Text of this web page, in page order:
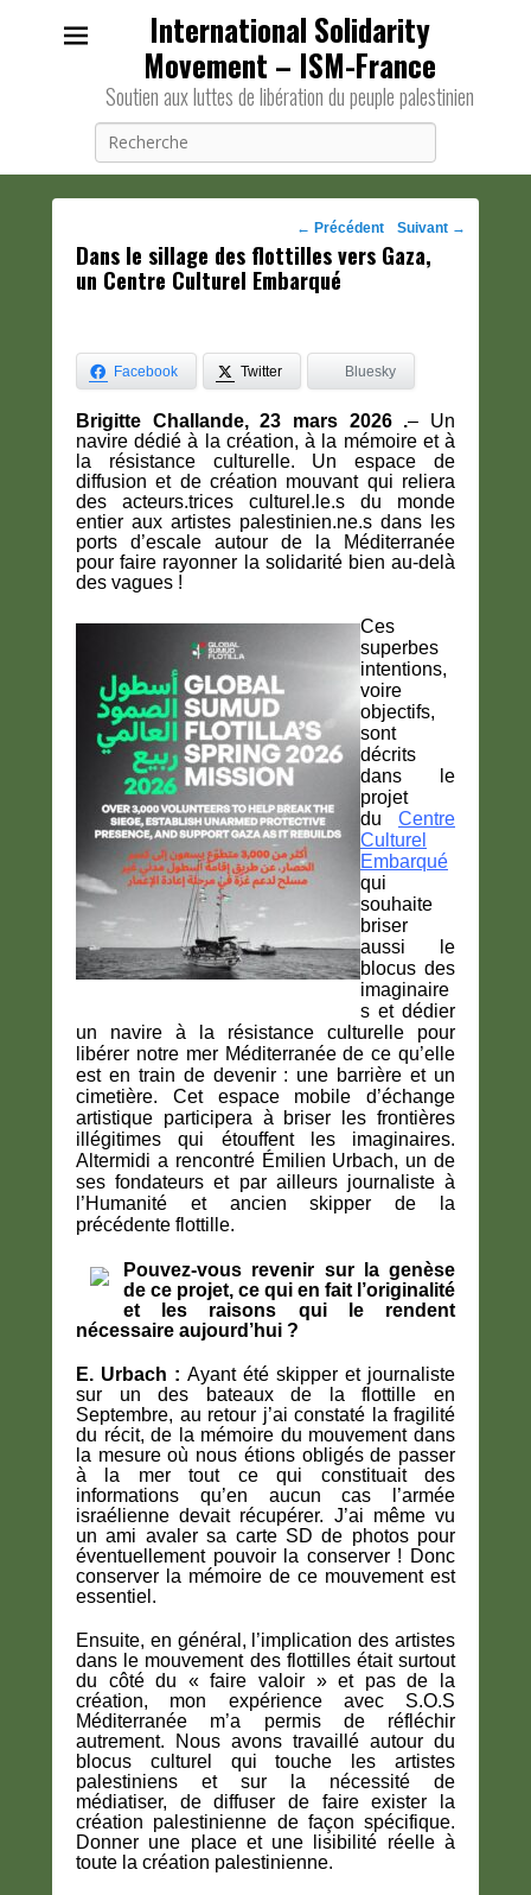
International Solidarity
Movement – ISM-France
Soutien aux luttes de libération du peuple palestinien
Navigation
des
posts
← Précédent Suivant →
Dans le sillage des flottilles vers Gaza,
un Centre Culturel Embarqué
Facebook Twitter Bluesky
Brigitte Challande, 23 mars 2026 .– Un
navire dédié à la création, à la mémoire et à
la résistance culturelle. Un espace de
diffusion et de création mouvant qui reliera
des acteurs.trices culturel.le.s du monde
entier aux artistes palestinien.ne.s dans les
ports d’escale autour de la Méditerranée
pour faire rayonner la solidarité bien au-delà
des vagues !
Ces
superbes
intentions,
voire
objectifs,
sont
décrits
dans le
projet
du Centre
Culturel
Embarqué
qui
souhaite
briser
aussi le
blocus des
imaginaire
s et dédier
un navire à la résistance culturelle pour
libérer notre mer Méditerranée de ce qu’elle
est en train de devenir : une barrière et un
cimetière. Cet espace mobile d’échange
artistique participera à briser les frontières
illégitimes qui étouffent les imaginaires.
Altermidi a rencontré Émilien Urbach, un de
ses fondateurs et par ailleurs journaliste à
l’Humanité et ancien skipper de la
précédente flottille.
Pouvez-vous revenir sur la genèse
de ce projet, ce qui en fait l’originalité
et les raisons qui le rendent
nécessaire aujourd’hui ?
E. Urbach : Ayant été skipper et journaliste
sur un des bateaux de la flottille en
Septembre, au retour j’ai constaté la fragilité
du récit, de la mémoire du mouvement dans
la mesure où nous étions obligés de passer
à la mer tout ce qui constituait des
informations qu’en aucun cas l’armée
israélienne devait récupérer. J’ai même vu
un ami avaler sa carte SD de photos pour
éventuellement pouvoir la conserver ! Donc
conserver la mémoire de ce mouvement est
essentiel.
Ensuite, en général, l’implication des artistes
dans le mouvement des flottilles était surtout
du côté du « faire valoir » et pas de la
création, mon expérience avec S.O.S
Méditerranée m’a permis de réfléchir
autrement. Nous avons travaillé autour du
blocus culturel qui touche les artistes
palestiniens et sur la nécessité de
médiatiser, de diffuser de faire exister la
création palestinienne de façon spécifique.
Donner une place et une lisibilité réelle à
toute la création palestinienne.